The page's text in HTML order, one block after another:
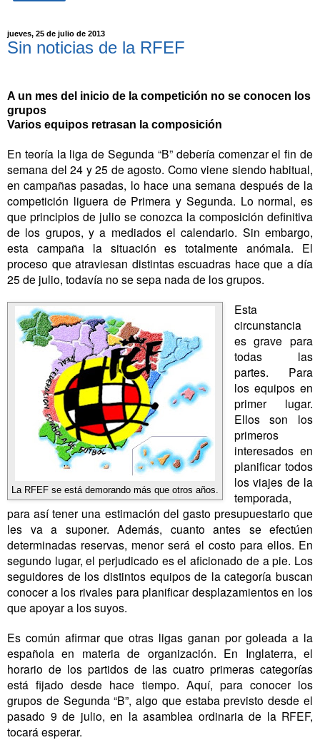
jueves, 25 de julio de 2013
Sin noticias de la RFEF
A un mes del inicio de la competición no se conocen los
grupos
Varios equipos retrasan la composición
En teoría la liga de Segunda “B” debería comenzar el fin de
semana del 24 y 25 de agosto. Como viene siendo habitual,
en campañas pasadas, lo hace una semana después de la
competición liguera de Primera y Segunda. Lo normal, es
que principios de julio se conozca la composición definitiva
de los grupos, y a mediados el calendario. Sin embargo,
esta campaña la situación es totalmente anómala. El
proceso que atraviesan distintas escuadras hace que a día
25 de julio, todavía no se sepa nada de los grupos.
La RFEF se está demorando más que otros años.
Esta
circunstancia
es grave para
todas las
partes. Para
los equipos en
primer lugar.
Ellos son los
primeros
interesados en
planificar todos
los viajes de la
temporada,
para así tener una estimación del gasto presupuestario que
les va a suponer. Además, cuanto antes se efectúen
determinadas reservas, menor será el costo para ellos. En
segundo lugar, el perjudicado es el aficionado de a pie. Los
seguidores de los distintos equipos de la categoría buscan
conocer a los rivales para planificar desplazamientos en los
que apoyar a los suyos.
Es común afirmar que otras ligas ganan por goleada a la
española en materia de organización. En Inglaterra, el
horario de los partidos de las cuatro primeras categorías
está fijado desde hace tiempo. Aquí, para conocer los
grupos de Segunda “B”, algo que estaba previsto desde el
pasado 9 de julio, en la asamblea ordinaria de la RFEF,
tocará esperar.